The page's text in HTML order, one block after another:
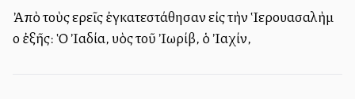
Ἀπὸ τοὺς ἱερεῖς ἐγκατεστάθησαν εἰς τὴν Ἱερουασαλὴμ
οἱ ἐξῆς: Ὁ Ἰαδία, υἱὸς τοῦ Ἰωρίβ, ὁ Ἰαχίν,